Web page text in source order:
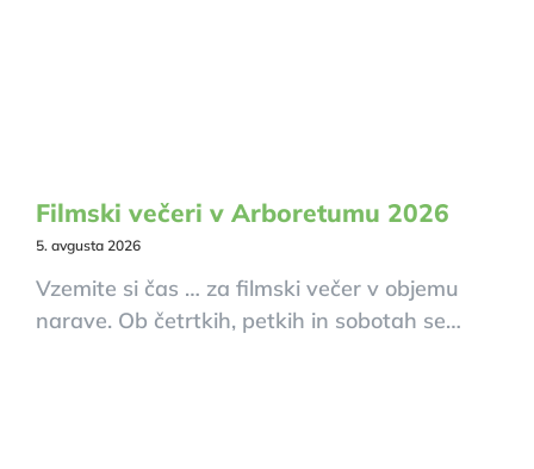
Filmski večeri v Arboretumu 2026
5. avgusta 2026
Vzemite si čas … za filmski večer v objemu
narave. Ob četrtkih, petkih in sobotah se…